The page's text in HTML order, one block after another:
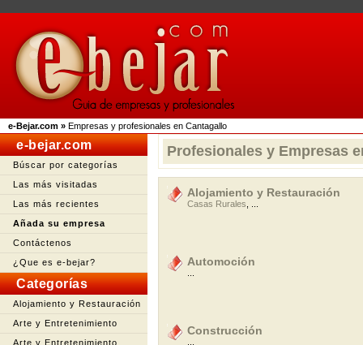
e-Bejar.com » Empresas y profesionales en Cantagallo
e-bejar.com
Búscar por categorías
Las más visitadas
Las más recientes
Añada su empresa
Contáctenos
¿Que es e-bejar?
Categorías
Alojamiento y Restauración
Arte y Entretenimiento
Arte y Entretenimiento
Profesionales y Empresas
Alojamiento y Restauración
Casas Rurales
Automoción
Construcción